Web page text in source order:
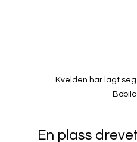
Kvelden har lagt
En plass